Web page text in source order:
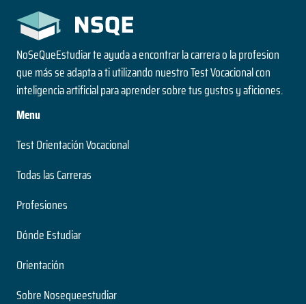
NoSeQueEstudiar te ayuda a encontrar la carrera o la profesion
que más se adapta a ti utilizando nuestro Test Vocacional con
inteligencia artificial para aprender sobre tus gustos y aficiones.
Menu
Test Orientación Vocacional
Todas las Carreras
Profesiones
Dónde Estudiar
Orientación
Sobre Nosequeestudiar